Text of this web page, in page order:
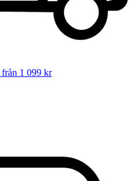
från 1 099 kr